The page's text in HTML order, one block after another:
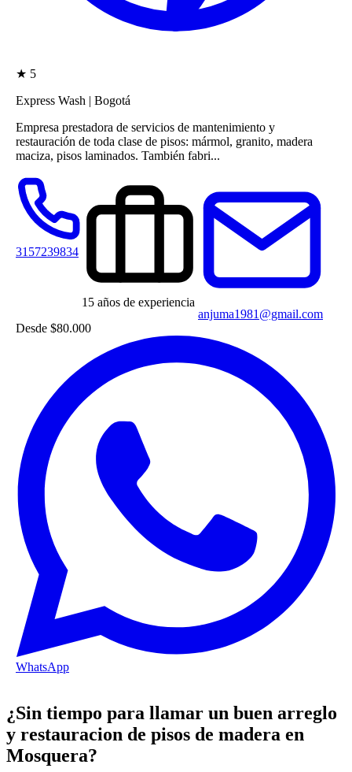
★ 5
Express Wash | Bogotá
Empresa prestadora de servicios de mantenimiento y
restauración de toda clase de pisos: mármol, granito, madera
maciza, pisos laminados. También fabri...
3157239834
15 años de experiencia
anjuma1981@gmail.com
Desde $80.000
WhatsApp
¿Sin tiempo para llamar un buen arreglo
y restauracion de pisos de madera en
Mosquera?